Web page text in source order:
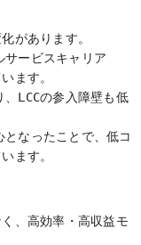
があります。
サービスキャリア
ます。
LCCの参入障壁も低
なったことで、低コ
ます。
、高効率・高収益モ